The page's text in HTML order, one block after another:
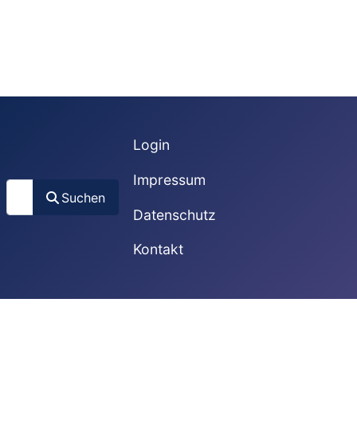
Suchen
Suchen
Login
Impressum
Datenschutz
Kontakt